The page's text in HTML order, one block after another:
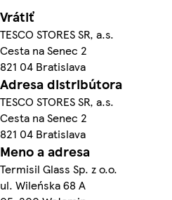
Vrátiť
TESCO STORES SR, a.s.
Cesta na Senec 2
821 04 Bratislava
Adresa distribútora
TESCO STORES SR, a.s.
Cesta na Senec 2
821 04 Bratislava
Meno a adresa
Termisil Glass Sp. z o.o.
ul. Wileńska 68 A